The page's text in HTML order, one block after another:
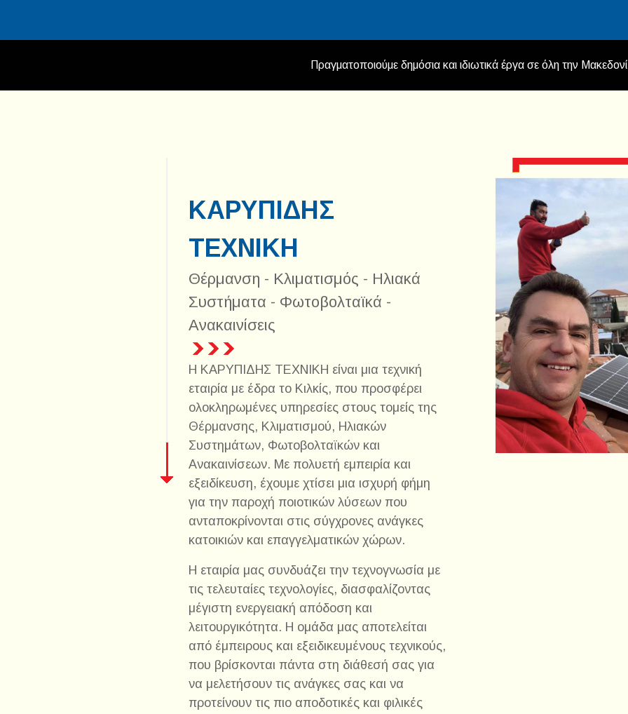
Πραγματοποιούμε δημόσια και ιδιωτικά έργα σε όλη την
ΚΑΡΥΠΙΔΗΣ
ΤΕΧΝΙΚΗ
Θέρμανση - Κλιματισμός - Ηλιακά
Συστήματα - Φωτοβολταϊκά -
Ανακαινίσεις
Η ΚΑΡΥΠΙΔΗΣ ΤΕΧΝΙΚΗ είναι μια τεχνική
εταιρία με έδρα το Κιλκίς, που προσφέρει
ολοκληρωμένες υπηρεσίες στους τομείς της
Θέρμανσης, Κλιματισμού, Ηλιακών
Συστημάτων, Φωτοβολταϊκών και
Ανακαινίσεων. Με πολυετή εμπειρία και
εξειδίκευση, έχουμε χτίσει μια ισχυρή φήμη
για την παροχή ποιοτικών λύσεων που
ανταποκρίνονται στις σύγχρονες ανάγκες
κατοικιών και επαγγελματικών χώρων.
Η εταιρία μας συνδυάζει την τεχνογνωσία με
τις τελευταίες τεχνολογίες, διασφαλίζοντας
μέγιστη ενεργειακή απόδοση και
λειτουργικότητα. Η ομάδα μας αποτελείται
από έμπειρους και εξειδικευμένους τεχνικούς,
που βρίσκονται πάντα στη διάθεσή σας για
να μελετήσουν τις ανάγκες σας και να
προτείνουν τις πιο αποδοτικές και φιλικές